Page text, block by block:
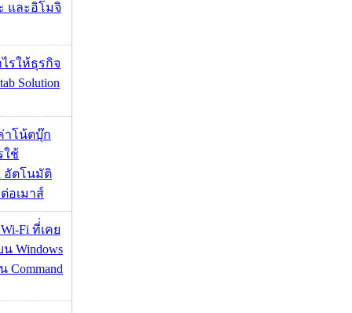
และอิโมจิ
รให้ธุรกิจ
Solution
าโน้ตบุ๊ก
ใช้
อัตโนมัติ
อเมาส์
Fi ที่่เคย
Windows
Command